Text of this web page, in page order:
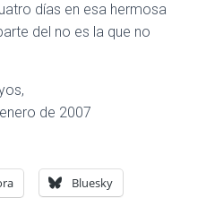
días en esa hermosa
del no es la que no
de 2007
Bluesky